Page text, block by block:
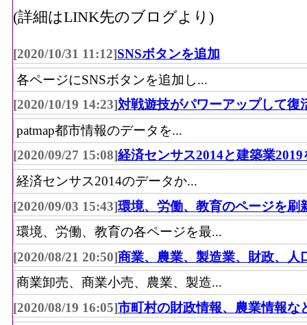
(詳細はLINK先のブログより)
[2020/10/31 11:12]SNSボタンを追加
各ページにSNSボタンを追加し...
[2020/10/19 14:23]対戦遊技がパワーアップして復
patmap都市情報のデータを...
[2020/09/27 15:08]経済センサス2014と建築業2019
経済センサス2014のデータか...
[2020/09/03 15:43]環境、労働、教育のページを刷
環境、労働、教育の各ページを最...
[2020/08/21 20:50]商業、農業、製造業、財政、人
商業卸売、商業小売、農業、製造...
[2020/08/19 16:05]市町村の財政情報、農業情報な